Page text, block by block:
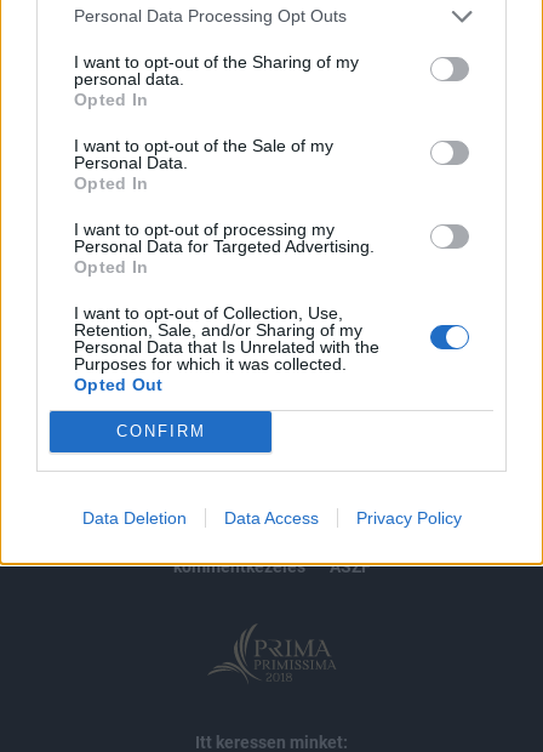
Personal Data Processing Opt Outs
I want to opt-out of the Sharing of my
personal data.
Opted In
I want to opt-out of the Sale of my
Personal Data.
Opted In
I want to opt-out of processing my
Personal Data for Targeted Advertising.
Opted In
I want to opt-out of Collection, Use,
Retention, Sale, and/or Sharing of my
Personal Data that Is Unrelated with the
Purposes for which it was collected.
Opted Out
CONFIRM
Data Deletion Data Access Privacy Policy
Az előfizetés a következőket tartalmazza:
Portfolio.hu teljes cikkarchívum
Kötéslisták: BÉT elmúlt 2 év napon belüli
kötéslistái
MÁR ELŐFIZETŐNK VAGY?BEJELENTKEZÉS
© 2026 Portfolio
adatvédelem
szerzői jogok médiaajánlat
karrier
kommentkezelés
ÁSZF
Itt keressen minket: